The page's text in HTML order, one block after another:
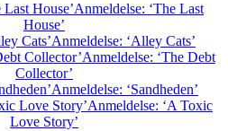
Anmeldelse: ‘The Last
House’
Anmeldelse: ‘Alley Cats’
Anmeldelse: ‘The Debt
Collector’
Anmeldelse: ‘Sandheden’
Anmeldelse: ‘A Toxic
Love Story’